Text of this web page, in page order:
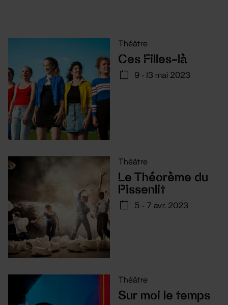
Théâtre
Ces Filles-là
9 - 13 mai 2023
Théâtre
Le Théorème du
Pissenlit
5 - 7 avr. 2023
Théâtre
Sur moi le temps